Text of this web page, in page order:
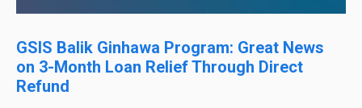
GSIS Balik Ginhawa Program: Great News
on 3-Month Loan Relief Through Direct
Refund